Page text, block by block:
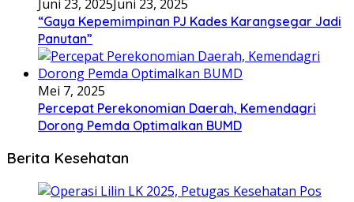
Juni 23, 2025Juni 23, 2025
“Gaya Kepemimpinan PJ Kades Karangsegar Jadi
Panutan”
Mei 7, 2025
Percepat Perekonomian Daerah, Kemendagri
Dorong Pemda Optimalkan BUMD
Berita Kesehatan